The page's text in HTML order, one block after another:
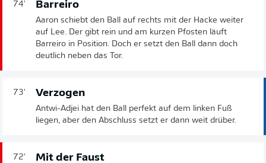
74' Barreiro
Aaron schiebt den Ball auf rechts mit der Hacke weiter
auf Lee. Der gibt rein und am kurzen Pfosten läuft
Barreiro in Position. Doch er setzt den Ball dann doch
deutlich neben das Tor.
73' Verzogen
Antwi-Adjei hat den Ball perfekt auf dem linken Fuß
liegen, aber den Abschluss setzt er dann weit drüber.
72' Mit der Faust